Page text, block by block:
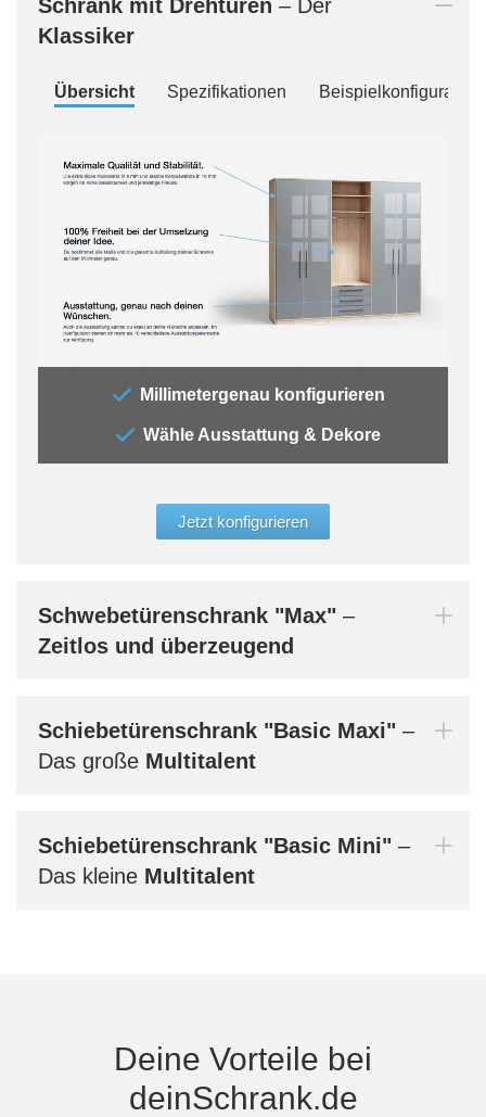
Schrank mit Drehtüren – Der
Klassiker
Übersicht Spezifikationen
Millimetergenau konfigurieren
Wähle Ausstattung & Dekore
Jetzt konfigurieren
Schwebetürenschrank "Max" –
Zeitlos und überzeugend
Schiebetürenschrank "Basic Maxi" –
Das große Multitalent
Schiebetürenschrank "Basic Mini" –
Das kleine Multitalent
Deine Vorteile bei
deinSchrank.de